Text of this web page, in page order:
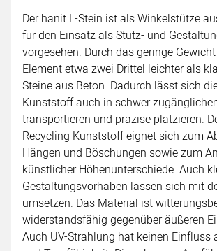
Der hanit L-Stein ist als Winkelstütze
für den Einsatz als Stütz- und
vorgesehen. Durch das geringe
Element etwa zwei Drittel leichter als
Steine aus Beton. Dadurch lässt sich
Kunststoff auch in schwer
transportieren und präzise platzieren.
Recycling Kunststoff eignet sich zum
Hängen und Böschungen sowie zum
künstlicher Höhenunterschiede. Auch
Gestaltungsvorhaben lassen sich mit
umsetzen. Das Material ist
widerstandsfähig gegenüber äußeren
Auch UV-Strahlung hat keinen Einfluss